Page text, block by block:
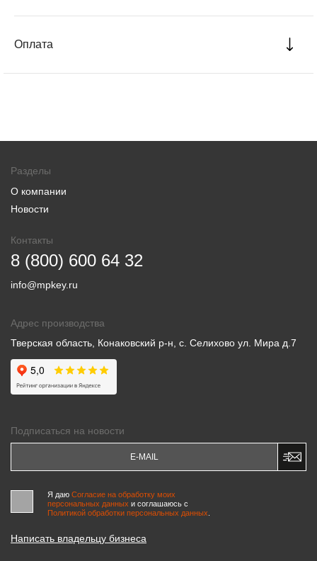
Оплата
Разделы
О компании
Новости
Контакты
8 (800) 600 64 32
info@mpkey.ru
Адрес производства
Тверская область, Конаковский р-н, с. Селихово ул. Мира д.7
Подписаться на новости
Я даю Согласие на обработку моих
персональных данных и соглашаюсь c
Политикой обработки персональных данных
Написать владельцу бизнеса